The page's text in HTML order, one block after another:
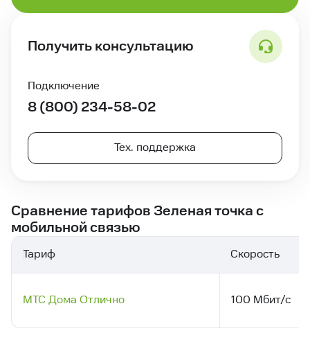
Получить консультацию
Подключение
8 (800) 234-58-02
Тех. поддержка
Сравнение тарифов Зеленая точка с
мобильной связью
Тариф Скорость
МТС Дома Отлично 100 Мбит/с